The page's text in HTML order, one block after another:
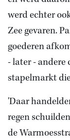
werd echter
Zee gevaren.
goederen
- later -
stapelmarkt
'Daar
regen
de